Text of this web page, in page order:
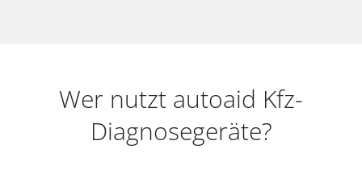
Wer nutzt autoaid Kfz-
Diagnosegeräte?